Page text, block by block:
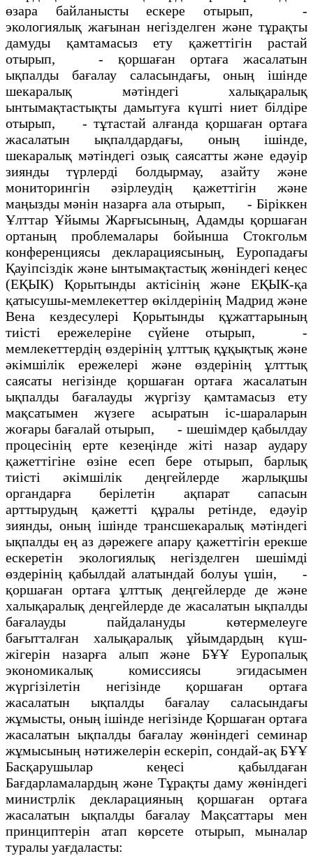
өзара байланысты ескере отырып, -
экологиялық жағынан негiзделген және тұрақты
дамуды қамтамасыз ету қажеттiгін растай
отырып, - қоршаған ортаға жасалатын
ықпалды бағалау саласындағы, оның iшiнде
шекаралық мәтiндегi халықаралық
ынтымақтастықты дамытуға күштi ниет бiлдiре
отырып, - тұтастай алғанда қоршаған ортаға
жасалатын ықпалдардағы, оның iшiнде,
шекаралық мәтiндегi озық саясатты және едәуiр
зиянды түрлердi болдырмау, азайту және
мониторингiн әзiрлеудің қажеттiгiн және
маңызды мәнiн назарға ала отырып, - Бiрiккен
Ұлттар Ұйымы Жарғысының, Адамды қоршаған
ортаның проблемалары бойынша Стокгольм
конференциясы декларациясының, Еуропадағы
Қауiпсiздiк және ынтымақтастық жөнiндегi кеңес
(ЕҚЫК) Қорытынды актiсінің және ЕҚЫК-қа
қатысушы-мемлекеттер өкiлдерiнің Мадрид және
Вена кездесулерi Қорытынды құжаттарының
тиiстi ережелерiне сүйене отырып, -
мемлекеттердің өздерінің ұлттық құқықтық және
әкiмшiлiк ережелерi және өздерiнің ұлттық
саясаты негiзiнде қоршаған ортаға жасалатын
ықпалды бағалауды жүргiзу қамтамасыз ету
мақсатымен жүзеге асыратын iс-шараларын
жоғары бағалай отырып, - шешiмдер қабылдау
процесiнiң ерте кезеңiнде жiтi назар аудару
қажеттiгiне өзiне есеп бере отырып, барлық
тиiстi әкiмшiлiк деңгейлерде жарлықшы
органдарға берiлетiн ақпарат сапасын
арттырудың қажеттi құралы ретiнде, едәуiр
зиянды, оның iшiнде трансшекаралық мәтiндегi
ықпалды ең аз дәрежеге апару қажеттiгiн ерекше
ескеретiн экологиялық негiзделген шешiмдi
өздерiнің қабылдай алатындай болуы үшiн, -
қоршаған ортаға ұлттық деңгейлерде де және
халықаралық деңгейлерде де жасалатын ықпалды
бағалауды пайдалануды көтермелеуге
бағытталған халықаралық ұйымдардың күш-
жiгерiн назарға алып және БҰҰ Еуропалық
экономикалық комиссиясы эгидасымен
жүргiзiлетiн негiзiнде қоршаған ортаға
жасалатын ықпалды бағалау саласындағы
жұмысты, оның iшiнде негiзiнде Қоршаған ортаға
жасалатын ықпалды бағалау жөнiндегi семинар
жұмысының нәтижелерiн ескерiп, сондай-ақ БҰҰ
Басқарушылар кеңесi қабылдаған
Бағдарламалардың және Тұрақты даму жөнiндегi
министрлiк декларацияның қоршаған ортаға
жасалатын ықпалды бағалау Мақсаттары мен
принциптерiн атап көрсете отырып, мыналар
туралы уағдаласты: